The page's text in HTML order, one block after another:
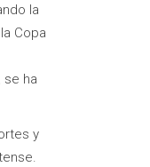
la
Copa
se ha
y